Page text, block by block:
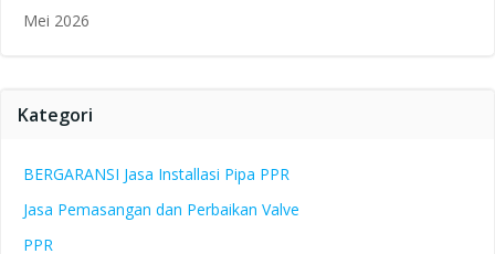
Mei 2026
Kategori
BERGARANSI Jasa Installasi Pipa PPR
Jasa Pemasangan dan Perbaikan Valve
PPR